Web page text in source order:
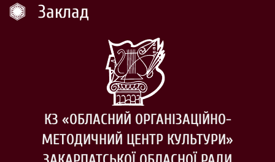
Заклад
КЗ «ОБЛАСНИЙ ОРГАНІЗАЦІЙНО-
МЕТОДИЧНИЙ ЦЕНТР КУЛЬТУРИ»